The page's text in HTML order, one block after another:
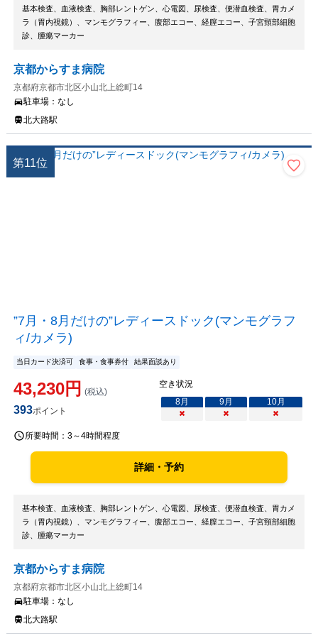
基本検査、血液検査、胸部レントゲン、心電図、尿検査、便潜血検査、胃カメ
ラ（胃内視鏡）、マンモグラフィー、腹部エコー、経膣エコー、子宮頸部細胞
診、腫瘍マーカー
京都からすま病院
京都府京都市北区小山北上総町14
駐車場： なし
北大路駅
第11位
”7月・8月だけの”レディースドック(マンモグラフ
ィ/カメラ)
当日カード決済可 食事・食事券付 結果面談あり
43,230円 (税込)
393ポイント
空き状況
8月 9月 10月
×
× ×
所要時間： 3～4時間程度
詳細・予約
基本検査、血液検査、胸部レントゲン、心電図、尿検査、便潜血検査、胃カメ
ラ（胃内視鏡）、マンモグラフィー、腹部エコー、経膣エコー、子宮頸部細胞
診、腫瘍マーカー
京都からすま病院
京都府京都市北区小山北上総町14
駐車場： なし
北大路駅